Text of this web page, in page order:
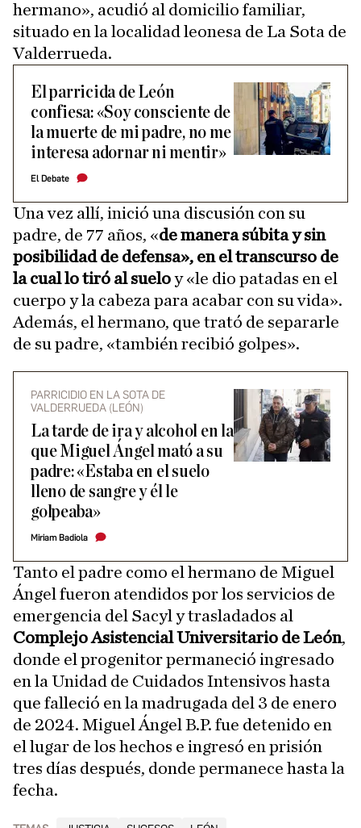
hermano», acudió al domicilio familiar,
situado en la localidad leonesa de La Sota de
Valderrueda.
El parricida de León
confiesa: «Soy consciente de
la muerte de mi padre, no me
interesa adornar ni mentir»
El Debate
Una vez allí, inició una discusión con su
padre, de 77 años, «de manera súbita y sin
posibilidad de defensa», en el transcurso de
la cual lo tiró al sueloy «le dio patadas en el
cuerpo y la cabeza para acabar con su vida».
Además, el hermano, que trató de separarle
de su padre, «también recibió golpes».
PARRICIDIO EN LA SOTA DE
VALDERRUEDA (LEÓN)
La tarde de ira y alcohol en la
que Miguel Ángel mató a su
padre: «Estaba en el suelo
lleno de sangre y él le
golpeaba»
Miriam Badiola
Tanto el padre como el hermano de Miguel
Ángel fueron atendidos por los servicios de
emergencia del Sacyl y trasladados al
Complejo Asistencial Universitario de León,
donde el progenitor permaneció ingresado
en la Unidad de Cuidados Intensivos hasta
que falleció en la madrugada del 3 de enero
de 2024. Miguel Ángel B.P. fue detenido en
el lugar de los hechos e ingresó en prisión
tres días después, donde permanece hasta la
fecha.